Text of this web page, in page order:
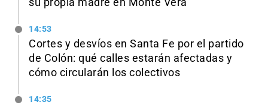
su propia madre en Monte Vera
14:53
Cortes y desvíos en Santa Fe por el partido
de Colón: qué calles estarán afectadas y
cómo circularán los colectivos
14:35